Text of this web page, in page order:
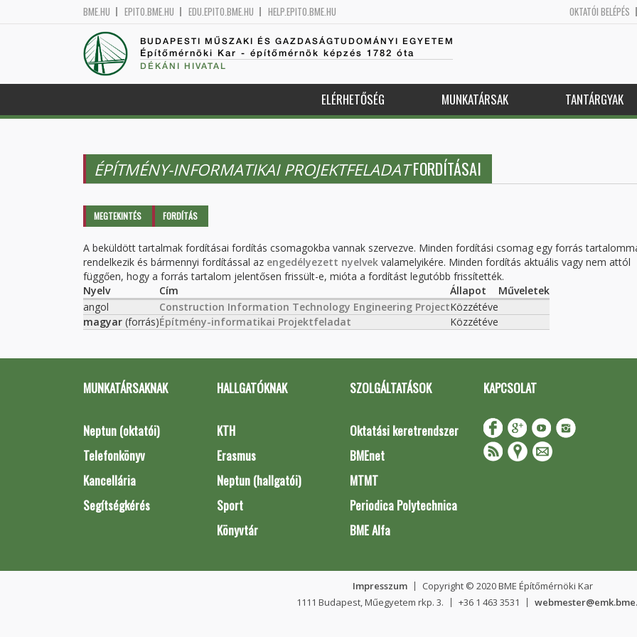
BME.HU EPITO.BME.HU EDU.EPITO.BME.HU HELP.EPITO.BME.HU OKTATÓI BELÉPÉS
BUDAPESTI MŰSZAKI ÉS GAZDASÁGTUDOMÁNYI EGYETEM
Építőmérnöki Kar - építőmérnök képzés 1782 óta
DÉKÁNI HIVATAL
ELÉRHETŐSÉG MUNKATÁRSAK TANTÁRGYAK
ÉPÍTMÉNY-INFORMATIKAI PROJEKTFELADATFORDÍTÁSAI
Elsődleges fülek
MEGTEKINTÉS FORDÍTÁS
A beküldött tartalmak fordításai fordítás csomagokba vannak szervezve. Minden fordítási csomag egy forrás
rendelkezik és bármennyi fordítással az engedélyezett nyelvek valamelyikére. Minden fordítás aktuális vagy nem attól
függően, hogy a forrás tartalom jelentősen frissült-e, mióta a fordítást legutóbb frissítették.
Nyelv
Cím Állapot
Műveletek
angol
Construction Information Technology Engineering ProjectKözzétéve
magyar (forrás)Építmény-informatikai Projektfeladat Közzétéve
MUNKATÁRSAKNAK
Neptun (oktatói)
Telefonkönyv
Kancellária
Segítségkérés
HALLGATÓKNAK
KTH
Erasmus
Neptun (hallgatói)
Sport
Könyvtár
SZOLGÁLTATÁSOK
Oktatási keretrendszer
BMEnet
MTMT
Periodica Polytechnica
BME Alfa
KAPCSOLAT
Impresszum
Copyright © 2020 BME Építőmérnöki Kar
1111 Budapest, Műegyetem rkp. 3.
+36 1 463 3531